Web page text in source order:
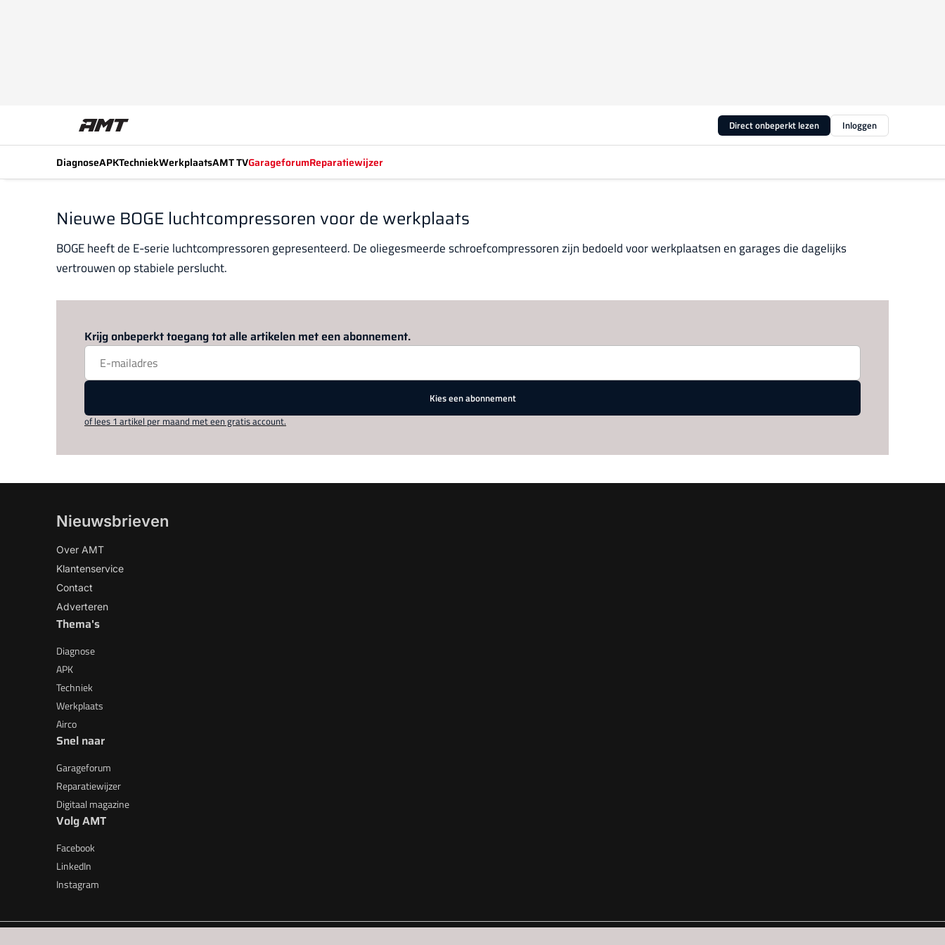
Direct onbeperkt lezen Inloggen
DiagnoseAPKTechniekWerkplaatsAMT TVGarageforumReparatiewijzer
Nieuwe BOGE luchtcompressoren voor de werkplaats
BOGE heeft de E-serie luchtcompressoren gepresenteerd. De oliegesmeerde schroefcompressoren zijn bedoeld voor werkplaatsen en garages die dagelijks
vertrouwen op stabiele perslucht.
Krijg onbeperkt toegang tot alle artikelen met een abonnement.
Kies een abonnement
of lees 1 artikel per maand met een gratis account.
Nieuwsbrieven
Over AMT
Klantenservice
Contact
Adverteren
Thema's
Diagnose
APK
Techniek
Werkplaats
Airco
Snel naar
Garageforum
Reparatiewijzer
Digitaal magazine
Volg AMT
Facebook
LinkedIn
Instagram